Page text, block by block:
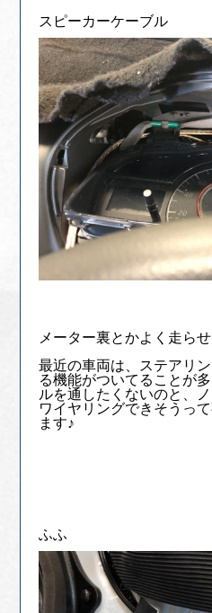
スピーカーケーブル
メーター裏とかよく走らせ
最近の車両は、ステアリ
る機能がついてることが
ルを通したくないのと、
ワイヤリングできそうっ
ます♪
ふふ